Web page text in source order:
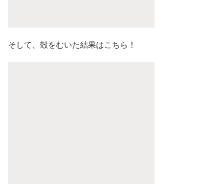
そして、殻をむいた結果はこちら！